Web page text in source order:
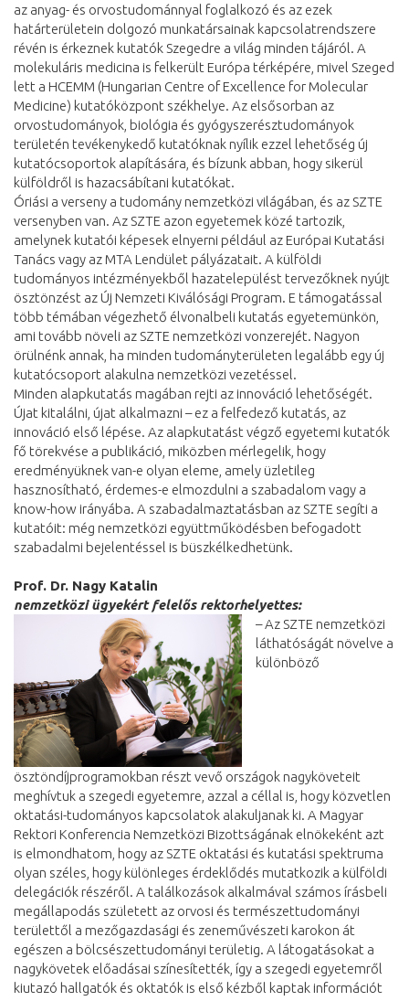
az anyag- és orvostudománnyal foglalkozó és az ezek
határterületein dolgozó munkatársainak kapcsolatrendszere
révén is érkeznek kutatók Szegedre a világ minden tájáról. A
molekuláris medicina is felkerült Európa térképére, mivel Szeged
lett a HCEMM (Hungarian Centre of Excellence for Molecular
Medicine) kutatóközpont székhelye. Az elsősorban az
orvostudományok, biológia és gyógyszerésztudományok
területén tevékenykedő kutatóknak nyílik ezzel lehetőség új
kutatócsoportok alapítására, és bízunk abban, hogy sikerül
külföldről is hazacsábítani kutatókat.
Óriási a verseny a tudomány nemzetközi világában, és az SZTE
versenyben van. Az SZTE azon egyetemek közé tartozik,
amelynek kutatói képesek elnyerni például az Európai Kutatási
Tanács vagy az MTA Lendület pályázatait. A külföldi
tudományos intézményekből hazatelepülést tervezőknek nyújt
ösztönzést az Új Nemzeti Kiválósági Program. E támogatással
több témában végezhető élvonalbeli kutatás egyetemünkön,
ami tovább növeli az SZTE nemzetközi vonzerejét. Nagyon
örülnénk annak, ha minden tudományterületen legalább egy új
kutatócsoport alakulna nemzetközi vezetéssel.
Minden alapkutatás magában rejti az innováció lehetőségét.
Újat kitalálni, újat alkalmazni – ez a felfedező kutatás, az
innováció első lépése. Az alapkutatást végző egyetemi kutatók
fő törekvése a publikáció, miközben mérlegelik, hogy
eredményüknek van-e olyan eleme, amely üzletileg
hasznosítható, érdemes-e elmozdulni a szabadalom vagy a
know-how irányába. A szabadalmaztatásban az SZTE segíti a
kutatóit: még nemzetközi együttműködésben befogadott
szabadalmi bejelentéssel is büszkélkedhetünk.
Prof. Dr. Nagy Katalin
nemzetközi ügyekért felelős rektorhelyettes:
– Az SZTE nemzetközi
láthatóságát növelve a
különböző
ösztöndíjprogramokban részt vevő országok nagyköveteit
meghívtuk a szegedi egyetemre, azzal a céllal is, hogy közvetlen
oktatási-tudományos kapcsolatok alakuljanak ki. A Magyar
Rektori Konferencia Nemzetközi Bizottságának elnökeként azt
is elmondhatom, hogy az SZTE oktatási és kutatási spektruma
olyan széles, hogy különleges érdeklődés mutatkozik a külföldi
delegációk részéről. A találkozások alkalmával számos írásbeli
megállapodás született az orvosi és természettudományi
területtől a mezőgazdasági és zeneművészeti karokon át
egészen a bölcsészettudományi területig. A látogatásokat a
nagykövetek előadásai színesítették, így a szegedi egyetemről
kiutazó hallgatók és oktatók is első kézből kaptak információt